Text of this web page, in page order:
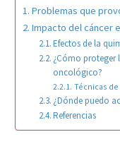
Problemas que
Impacto del cáncer
Efectos de la
¿Cómo proteger
oncológico?
Técnicas
¿Dónde puedo
Referencias